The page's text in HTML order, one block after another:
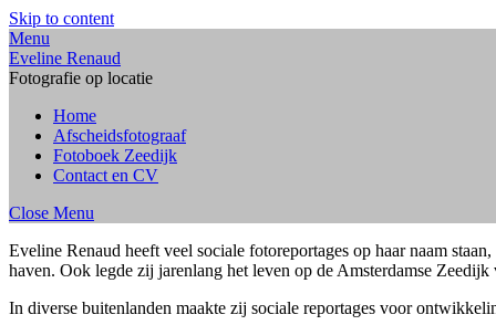
Skip to content
Menu
Eveline Renaud
Fotografie op locatie
Home
Afscheidsfotograaf
Fotoboek Zeedijk
Contact en CV
Close Menu
Eveline Renaud heeft veel sociale fotoreportages op haar naam
haven. Ook legde zij jarenlang het leven op de Amsterdamse
In diverse buitenlanden maakte zij sociale reportages voor